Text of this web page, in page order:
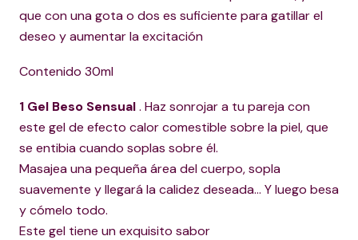
que con una gota o dos es suficiente para gatillar el
deseo y aumentar la excitación
Contenido 30ml
1 Gel Beso Sensual. Haz sonrojar a tu pareja con
este gel de efecto calor comestible sobre la piel, que
se entibia cuando soplas sobre él.
Masajea una pequeña área del cuerpo, sopla
suavemente y llegará la calidez deseada... Y luego besa
y cómelo todo.
Este gel tiene un exquisito sabor